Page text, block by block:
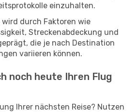
einzuhalten.
wird durch Faktoren wie
Streckenabdeckung und
die je nach Destination
variieren können.
noch heute Ihren Flug
Ihrer nächsten Reise? Nutzen